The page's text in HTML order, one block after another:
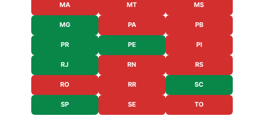
MA MT MS
MG PA PB
PR PE PI
RJ RN RS
RO RR SC
SP SE TO